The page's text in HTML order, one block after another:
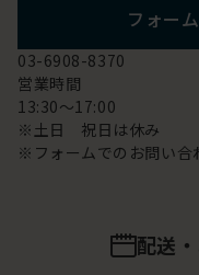
フォー
03-6908-8370
営業時間
13:30～17:00
※土日 祝日は休み
※フォームでのお問い合
配送